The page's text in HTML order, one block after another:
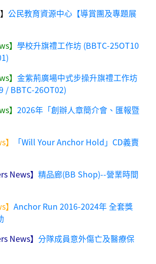
公民教育資源中心【導賞團及專題展
】 學校升旗禮工作坊 (BBTC-25OT10
】 金紫荊廣場中式步操升旗禮工作坊
/ BBTC-26OT02)
】 2026年「創辦人章簡介會、匯報暨
「Will Your Anchor Hold」CD義賣
News】 精品廊(BB Shop)--營業時間
Anchor Run 2016-2024年 全套獎
News】 分隊成員意外傷亡及醫療保